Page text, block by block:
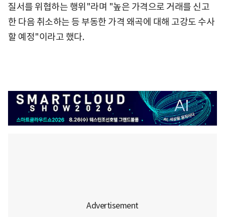
질서를 위협하는 행위"라며 "높은 가격으로 거래를 신고
한 다음 취소하는 등 부동한 가격 왜곡에 대해 고강도 수사
할 예정"이라고 했다.